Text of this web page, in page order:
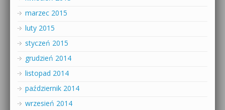
marzec 2015
luty 2015
styczeń 2015
grudzień 2014
listopad 2014
październik 2014
wrzesień 2014